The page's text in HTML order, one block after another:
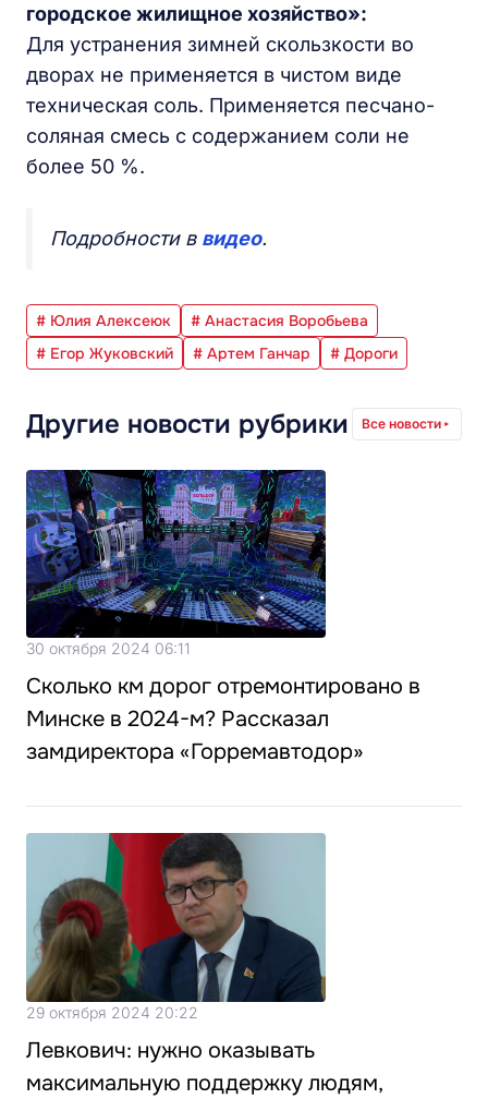
городское жилищное хозяйство»:
Для устранения зимней скользкости во
дворах не применяется в чистом виде
техническая соль. Применяется песчано-
соляная смесь с содержанием соли не
более 50 %.
Подробности в видео.
# Юлия Алексеюк
# Анастасия Воробьева
# Егор Жуковский
# Артем Ганчар # Дороги
Другие новости рубрики Все новости
30 октября 2024 06:11
Сколько км дорог отремонтировано в
Минске в 2024-м? Рассказал
замдиректора «Горремавтодор»
29 октября 2024 20:22
Левкович: нужно оказывать
максимальную поддержку людям,